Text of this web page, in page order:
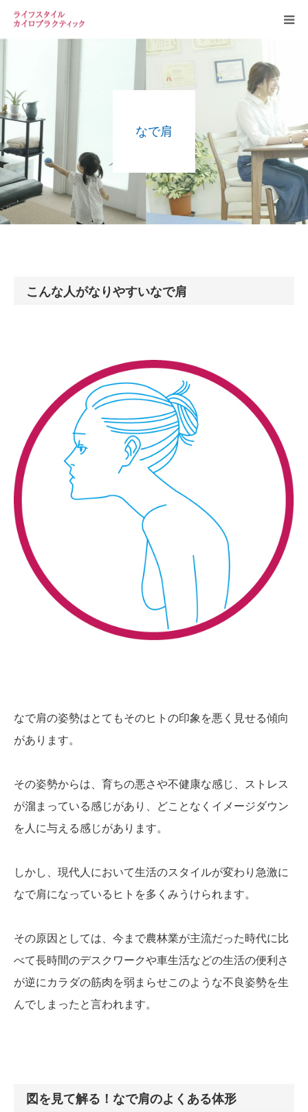
なで肩
こんな人がなりやすいなで肩
なで肩の姿勢はとてもそのヒトの印象を悪く見せる傾向
があります。
その姿勢からは、育ちの悪さや不健康な感じ、ストレス
が溜まっている感じがあり、どことなくイメージダウン
を人に与える感じがあります。
しかし、現代人において生活のスタイルが変わり急激に
なで肩になっているヒトを多くみうけられます。
その原因としては、今まで農林業が主流だった時代に比
べて長時間のデスクワークや車生活などの生活の便利さ
が逆にカラダの筋肉を弱まらせこのような不良姿勢を生
んでしまったと言われます。
図を見て解る！なで肩のよくある体形
カイロプラクティックについて
よくある質問